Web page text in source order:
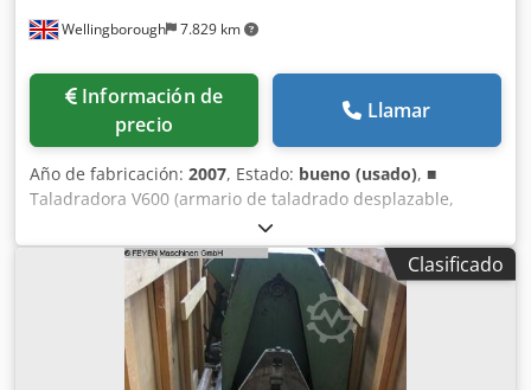
Wellingborough 7.829 km
Información de
precio
Llamar
Año de fabricación: 2007, Estado: bueno (usado), ■
Taladradora V600 (armario de taladrado desplazable,
ejecutado con 1 unidad de taladrado horizontal y
cambiador automático de herramientas). ■ Mesa de
perforación con riel de potencia de 15 metros de longitud,
longitud efectiva de 12 metros ■ Hardware y software
(incluye control de la máquina VACON 110) Cedjq Hgg
Uopfx Ag Teha ■ Dispositivos de seguridad (parachoques
de seguridad) ■ Año de construcción 2007
Clasificado